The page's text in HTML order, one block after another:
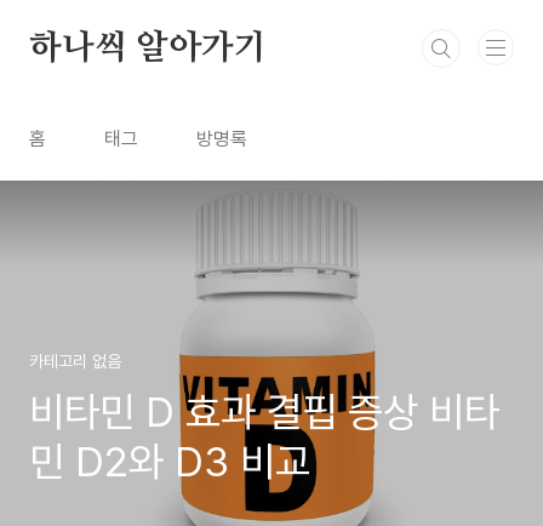
하나씩 알아가기
홈 태그 방명록
카테고리 없음
비타민 D 효과 결핍 증상 비타
민 D2와 D3 비교